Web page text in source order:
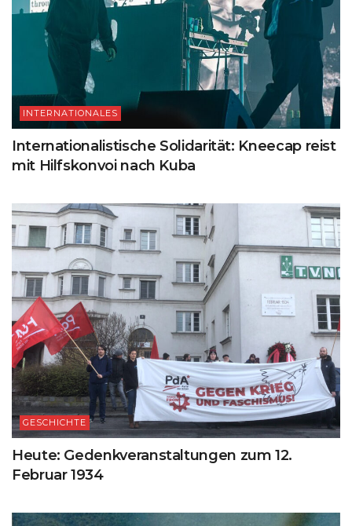
INTERNATIONALES
Internationalistische Solidarität: Kneecap reist
mit Hilfskonvoi nach Kuba
GESCHICHTE
Heute: Gedenkveranstaltungen zum 12.
Februar 1934